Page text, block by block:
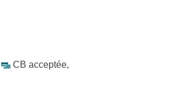
CB acceptée,